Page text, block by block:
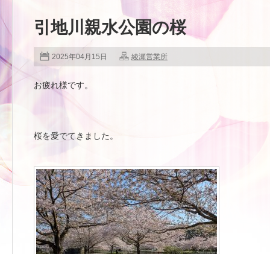
引地川親水公園の桜
2025年04月15日 綾瀬営業所
お疲れ様です。
桜を愛でてきました。